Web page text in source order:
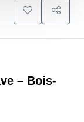
– Bois-